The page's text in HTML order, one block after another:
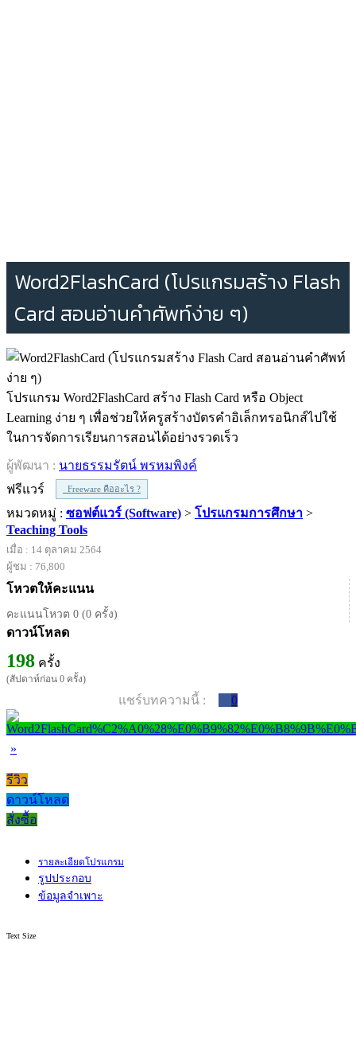
Word2FlashCard (โปรแกรมสร้าง Flash
Card สอนอ่านคำศัพท์ง่าย ๆ)
โปรแกรม Word2FlashCard สร้าง Flash Card หรือ Object
Learning ง่าย ๆ เพื่อช่วยให้ครูสร้างบัตรคำอิเล็กทรอนิกส์ไปใช้
ในการจัดการเรียนการสอนได้อย่างรวดเร็ว
ผู้พัฒนา : นายธรรมรัตน์ พรหมพิงค์
ฟรีแวร์
Freeware คืออะไร ?
หมวดหมู่ : ซอฟต์แวร์ (Software) > โปรแกรมการศึกษา >
Teaching Tools
เมื่อ : 14 ตุลาคม 2564
ผู้ชม : 76,800
โหวตให้คะแนน
คะแนนโหวต 0 (0 ครั้ง)
ดาวน์โหลด
198 ครั้ง
(สัปดาห์ก่อน 0 ครั้ง)
แชร์บทความนี้ : 0
»
รีวิว
ดาวน์โหลด
สั่งซื้อ
รายละเอียดโปรแกรม
รูปประกอบ
ข้อมูลจำเพาะ
Text Size